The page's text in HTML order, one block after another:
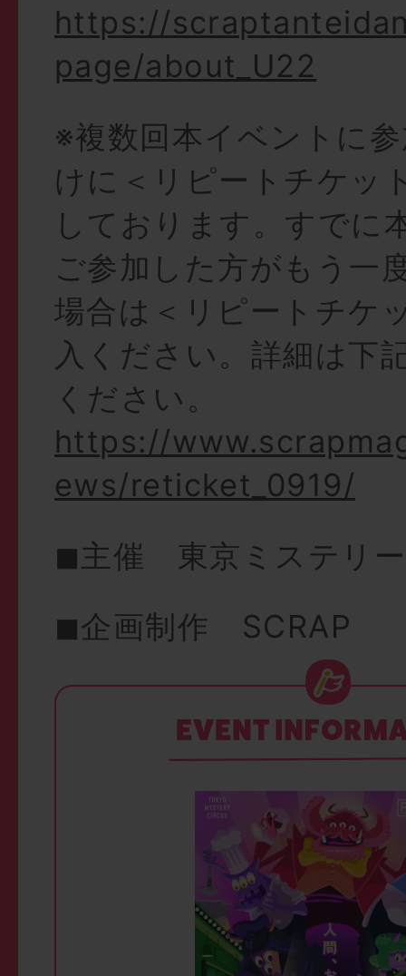
https://
page/about_U22
※複数回本イベントに
けに＜リピートチケッ
しております。すでに
ご参加した方がもう一
場合は＜リピートチケ
入ください。詳細は下
ください。
https://
ews/reticket_0919/
◼︎主催 東京ミステリ
◼︎企画制作 SCRAP